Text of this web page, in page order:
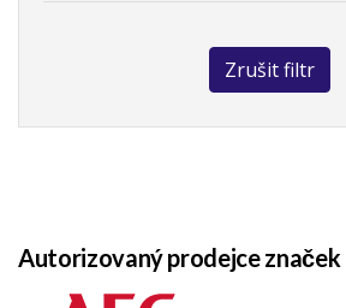
Zrušit filtr
Autorizovaný prodejce značek